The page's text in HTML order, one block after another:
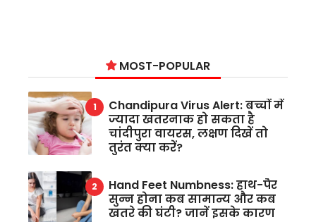
MOST-POPULAR
Chandipura Virus Alert: बच्चों में
ज्यादा खतरनाक हो सकता है
चांदीपुरा वायरस, लक्षण दिखें तो
तुरंत क्या करें?
Hand Feet Numbness: हाथ-पैर
सुन्न होना कब सामान्य और कब
खतरे की घंटी? जानें इसके कारण